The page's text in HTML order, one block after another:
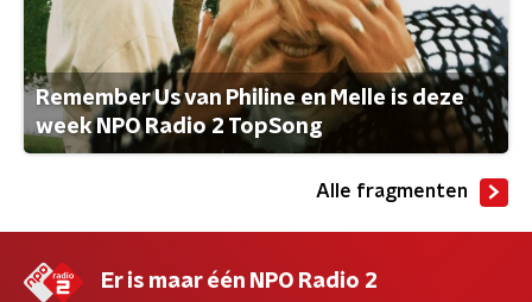
Remember Us van Philine en Melle is deze
week NPO Radio 2 TopSong
Alle fragmenten
Er is maar één NPO Radio 2